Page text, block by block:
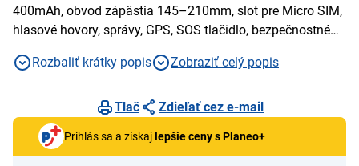
400mAh, obvod zápästia 145–210mm, slot pre Micro SIM,
hlasové hovory, správy, GPS, SOS tlačidlo, bezpečnostné
Rozbaliť krátky popis
Zobraziť celý popis
Tlač Zdieľať cez e-mail
Prihlás sa a získaj lepšie ceny s Planeo+